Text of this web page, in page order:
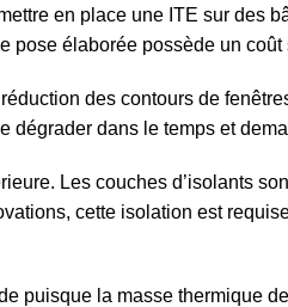
en place une ITE sur des
pose élaborée possède un
des contours de
dégrader dans le temps et
Les couches d’isolants
cette isolation est
puisque la masse thermique